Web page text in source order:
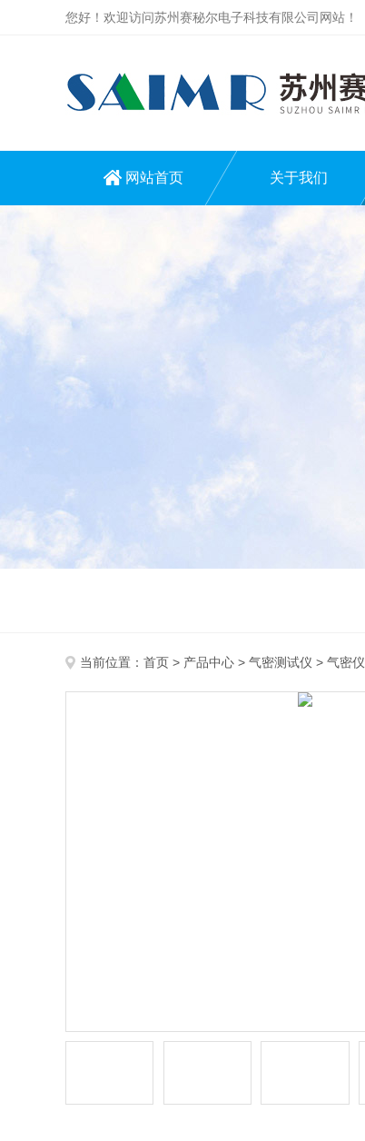
您好！欢迎访问苏州赛秘尔电子科技有限公司网站！
网站首页 关于我们
当前位置： 首页 > 产品中心 > 气密测试仪 > 气密仪